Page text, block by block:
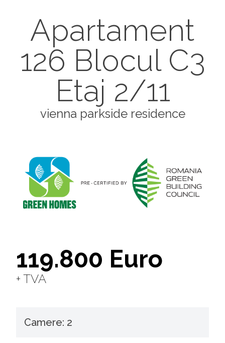
Apartament
126 Blocul C3
Etaj 2/11
vienna parkside residence
119.800 Euro
+ TVA
Camere: 2